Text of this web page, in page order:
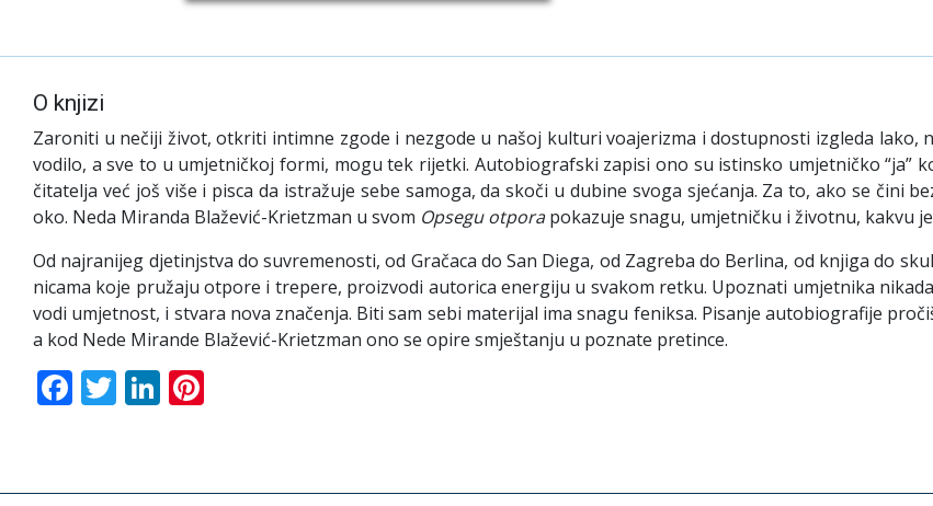
O knjizi
Zaroniti u nečiji život, otkriti intimne zgode i nezgode u našoj kulturi voajerizma i dostupnosti izgleda lako,
vodilo, a sve to u umjetničkoj formi, mogu tek rijetki. Autobiografski zapisi ono su istinsko umjetničko “ja”
čitatelja već još više i pisca da istražuje sebe samoga, da skoči u dubine svoga sjećanja. Za to, ako se čini
oko. Neda Miranda Blažević-Krietzman u svom Opsegu otporapokazuje snagu, umjetničku i životnu, kakvu
Od najranijeg djetinjstva do suvremenosti, od Gračaca do San Diega, od Zagreba do Berlina, od knjiga do
nicama koje pružaju otpore i trepere, proizvodi auto­rica energiju u svakom retku. Upoznati umjetnika
vo­di umjetnost, i stvara nova značenja. Biti sam sebi materijal ima snagu feniksa. Pisanje autobiogra­fije
a kod Nede Mirande Blažević-Krietzman ono se opire smještanju u poznate pretince.
Facebook
TwitterLinkedIn